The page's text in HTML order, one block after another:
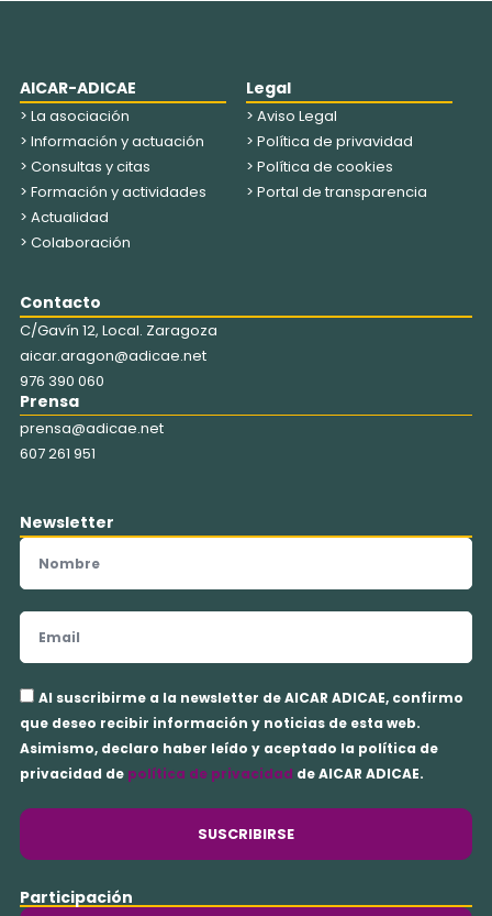
AICAR-ADICAE
> La asociación
> Información y actuación
> Consultas y citas
> Formación y actividades
> Actualidad
> Colaboración
Legal
> Aviso Legal
> Política de privavidad
> Política de cookies
> Portal de transparencia
Contacto
C/Gavín 12, Local. Zaragoza
aicar.aragon@adicae.net
976 390 060
Prensa
prensa@adicae.net
607 261 951
Newsletter
Nombre
Email
Aceptación
privacidad
Al suscribirme a la newsletter de AICAR ADICAE, confirmo
que deseo recibir información y noticias de esta web.
Asimismo, declaro haber leído y aceptado la política de
privacidad de política de privacidad de AICAR ADICAE.
SUSCRIBIRSE
Participación